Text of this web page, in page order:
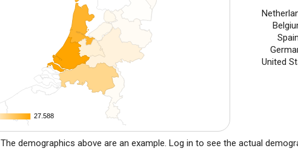
27.588
27.588
United
The demographics above are an example. Log in to see the actual